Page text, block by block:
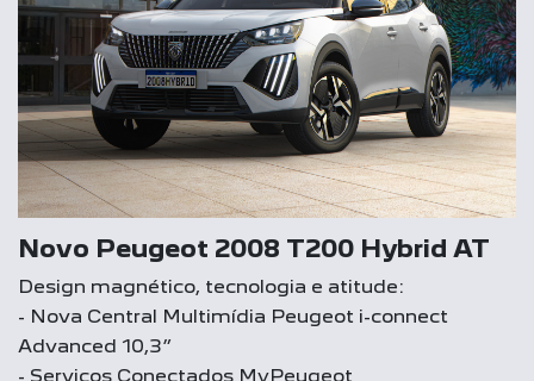
Novo Peugeot 2008 T200 Hybrid AT
Design magnético, tecnologia e atitude:
- Nova Central Multimídia Peugeot i-connect
Advanced 10,3”
- Serviços Conectados MyPeugeot